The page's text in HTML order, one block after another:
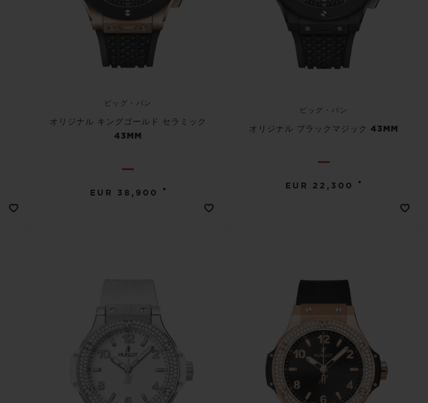
ビッグ・バン
オリジナル キングゴールド セラミック
43MM
EUR 38,900 •
ビッグ・バン
オリジナル ブラックマジック 43MM
EUR 22,300 •